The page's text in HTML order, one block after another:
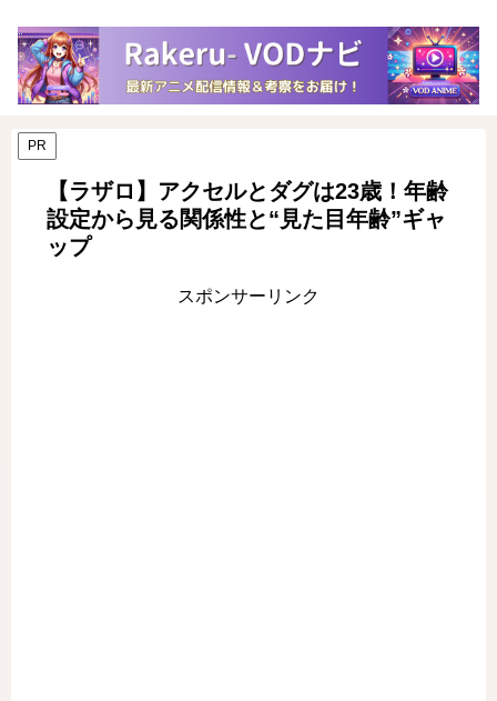
PR
【ラザロ】アクセルとダグは23歳！年齢
設定から見る関係性と“見た目年齢”ギャ
ップ
スポンサーリンク